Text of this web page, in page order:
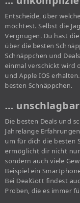
Entscheide, über
möchtest. Selbst die
Vergnügen. Du hast
über die besten
Schnäppchen und
einmal verschickt wird
und Apple IOS
besten Schnäppchen.
… unschlagbar
Die besten Deals und
Jahrelange
um für dich die besten
ermöglicht dir nicht
sondern auch viele
Beispiel ein
Bei DealGott findest
Proben, die es immer